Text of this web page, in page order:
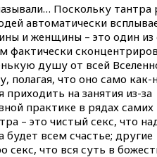
Поскольку тантра
автоматически
и женщины – это один
фактически
душу от всей
полагая, что оно само как-
на занятия из-за
практике в рядах самих
– это чистый секс, что
всем счастье; другие
что вся суть в